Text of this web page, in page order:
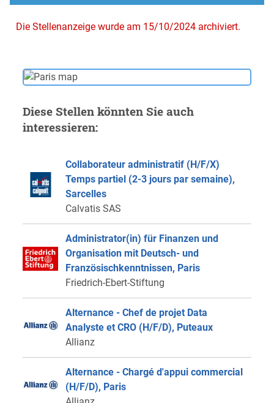
Die Stellenanzeige wurde am 15/10/2024 archiviert.
Diese Stellen könnten Sie auch
interessieren:
Collaborateur administratif (H/F/X)
Temps partiel (2-3 jours par semaine),
Sarcelles
Calvatis SAS
Administrator(in) für Finanzen und
Organisation mit Deutsch- und
Französischkenntnissen, Paris
Friedrich-Ebert-Stiftung
Alternance - Chef de projet Data
Analyste et CRO (H/F/D), Puteaux
Allianz
Alternance - Chargé d'appui commercial
(H/F/D), Paris